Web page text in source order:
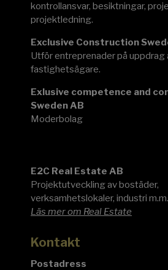
kontrollansvar, besiktningar,
projektledning.
Exclusive Construction
Utför entreprenader på uppdrag
fastighetsägare.
Exlusive competence and
Sweden AB
Moderbolag
E2C Real Estate AB
Projektutveckling av bostäder,
verksamhetslokaler, industri m.m.
Läs mer om Real Estate
Kontakt
Postadress